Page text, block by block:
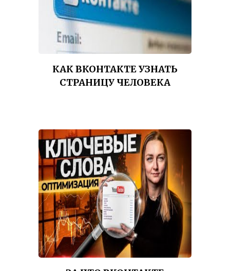
КАК ВКОНТАКТЕ УЗНАТЬ
СТРАНИЦУ ЧЕЛОВЕКА